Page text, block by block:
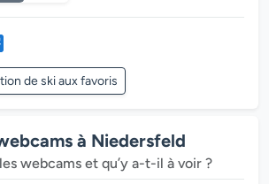
de ski aux favoris
à Niedersfeld
webcams et qu’y a-t-il à voir ?